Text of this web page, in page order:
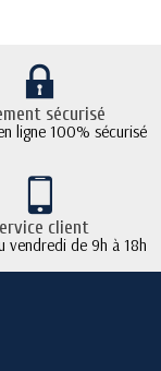
sécurisé
ligne 100% sécurisé
client
vendredi de 9h à 18h